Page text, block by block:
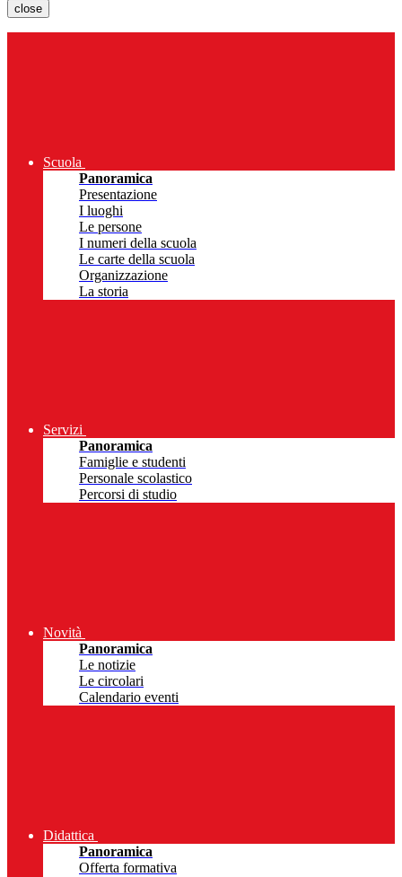
close
Scuola
Panoramica
Presentazione
I luoghi
Le persone
I numeri della scuola
Le carte della scuola
Organizzazione
La storia
Servizi
Panoramica
Famiglie e studenti
Personale scolastico
Percorsi di studio
Novità
Panoramica
Le notizie
Le circolari
Calendario eventi
Didattica
Panoramica
Offerta formativa